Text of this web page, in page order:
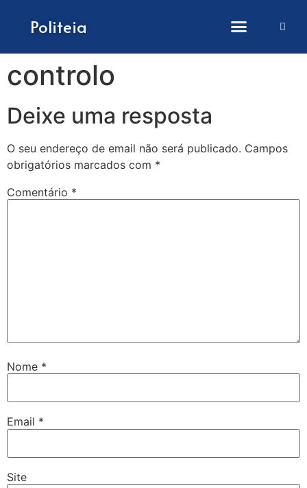
Politeia
controlo
Deixe uma resposta
O seu endereço de email não será publicado. Campos
obrigatórios marcados com *
Comentário *
Nome *
Email *
Site